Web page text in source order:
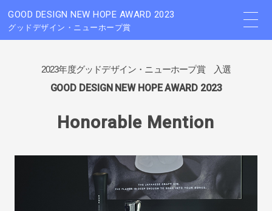
GOOD DESIGN NEW HOPE AWARD 2023
グッドデザイン・ニューホープ賞
2023年度グッドデザイン・ニューホープ賞 入選
GOOD DESIGN NEW HOPE AWARD 2023
Honorable Mention